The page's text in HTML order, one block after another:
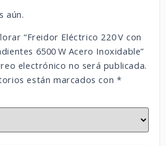
aún.
“Freidor Eléctrico 220 V con
6500 W Acero Inoxidable”
electrónico no será publicada.
están marcados con *